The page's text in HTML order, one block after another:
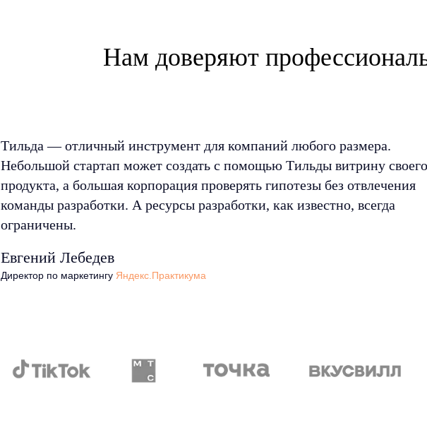
Нам доверяют
Тильда — отличный инструмент для компаний любого размера.
Небольшой стартап может создать с помощью Тильды витрину своего
продукта, а большая корпорация проверять гипотезы без отвлечения
команды разработки. А ресурсы разработки, как известно, всегда
ограничены.
Евгений Лебедев
Директор по маркетингу Яндекс.Практикума